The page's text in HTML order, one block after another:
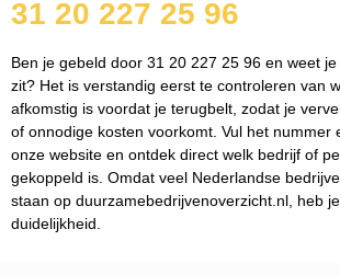
31 20 227 25 96
Ben je gebeld door 31 20 227 25 96 en weet
zit? Het is verstandig eerst te controleren van
afkomstig is voordat je terugbelt, zodat je
of onnodige kosten voorkomt. Vul het nummer
onze website en ontdek direct welk bedrijf of
gekoppeld is. Omdat veel Nederlandse
staan op duurzamebedrijvenoverzicht.nl, heb
duidelijkheid.